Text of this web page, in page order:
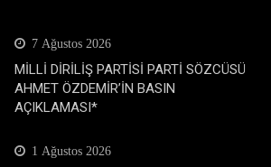
7 Ağustos 2026
MİLLİ DİRİLİŞ PARTİSİ PARTİ SÖZCÜSÜ
AHMET ÖZDEMİR’İN BASIN
AÇIKLAMASI*
1 Ağustos 2026